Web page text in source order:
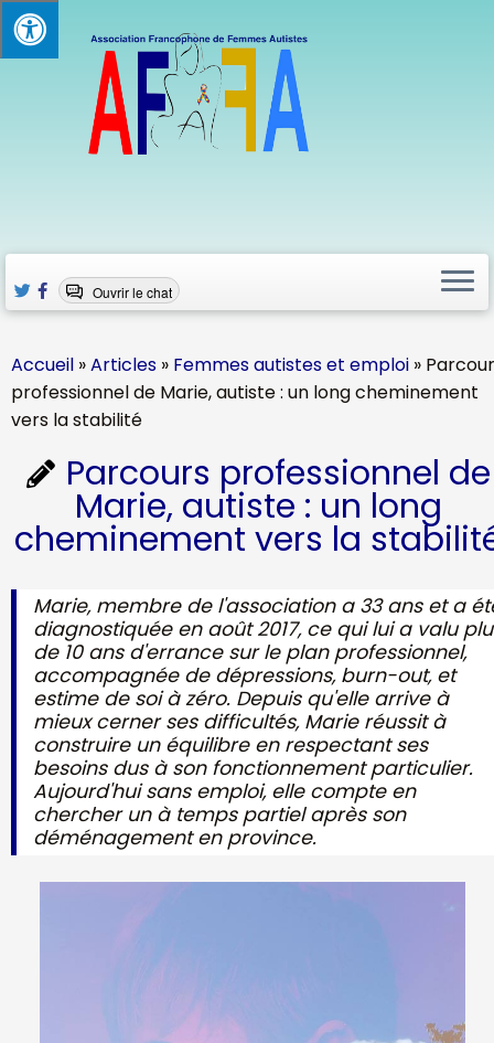
Passer
au
Ouvrir le chat
Accueil »Articles » Femmes autistes et emploi »
professionnel de Marie, autiste : un long cheminement
vers la stabilité
Parcours professionnel de
Marie, autiste : un long
cheminement vers la
Marie, membre de l'association a 33 ans et a
diagnostiquée en août 2017, ce qui lui a valu
de 10 ans d'errance sur le plan professionnel,
accompagnée de dépressions, burn-out, et
estime de soi à zéro. Depuis qu'elle arrive à
mieux cerner ses difficultés, Marie réussit à
construire un équilibre en respectant ses
besoins dus à son fonctionnement particulier.
Aujourd'hui sans emploi, elle compte en
chercher un à temps partiel après son
déménagement en province.